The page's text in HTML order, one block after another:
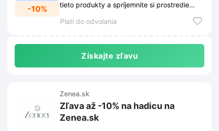
-10%
tieto produkty a spríjemnite si prostredie
Platí do odvolania
Získajte zľavu
Zenea.sk
Zľava až -10% na hadicu na
Zenea.sk